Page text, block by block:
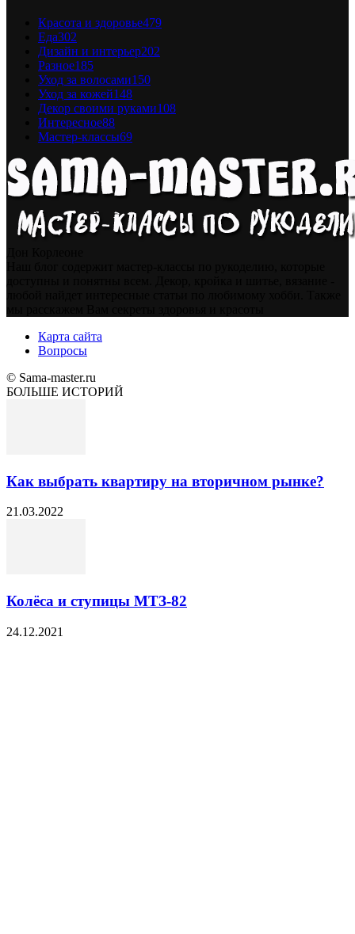
Красота и здоровье479
Еда302
Дизайн и интерьер202
Разное185
Уход за волосами150
Уход за кожей148
Декор своими руками108
Интересное88
Мастер-классы69
Карта сайта
Вопросы
© Sama-master.ru
БОЛЬШЕ ИСТОРИЙ
Как выбрать квартиру на вторичном рынке?
21.03.2022
Колёса и ступицы МТЗ-82
24.12.2021